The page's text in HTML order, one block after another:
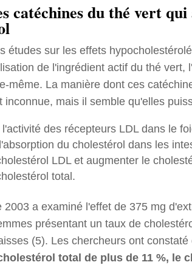
catéchines du thé vert
études sur les effets
de l'ingrédient actif du thé vert,
même. La manière dont ces
inconnue, mais il semble qu'elles
des récepteurs LDL dans le
du cholestérol dans les
LDL et augmenter le
total.
2003 a examiné l'effet de 375 mg
présentant un taux de
(5). Les chercheurs ont constaté
total de plus de 11 %, le